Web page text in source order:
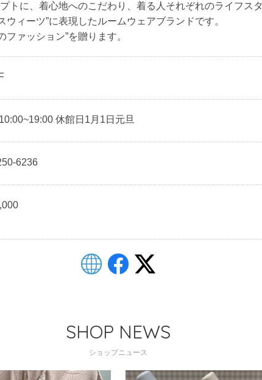
トに、着心地へのこだわり、着る人それぞれのライフス
ウィーツ”に表現したルームウェアブランドです。
ァッション”を贈ります。
休館日1月1日元旦
6236
SHOP NEWS
ショップニュース